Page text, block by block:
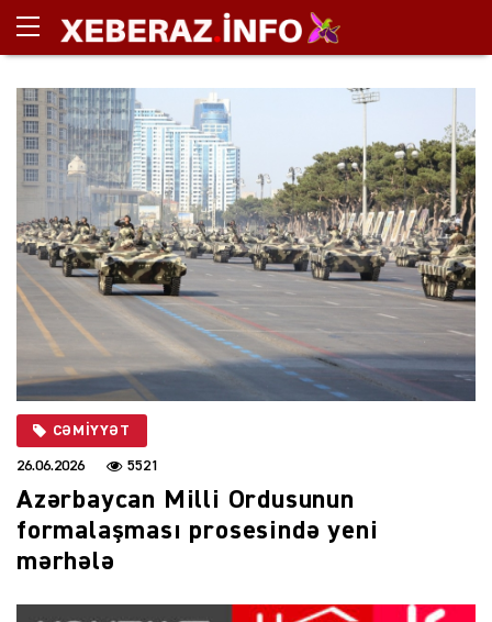
CƏMIYYƏT
26.06.2026 5521
Azərbaycan Milli Ordusunun
formalaşması prosesində yeni
mərhələ